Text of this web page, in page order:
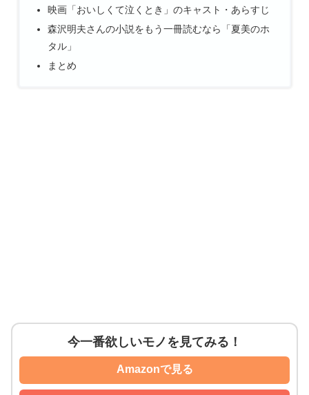
映画「おいしくて泣くとき」のキャスト・あらすじ
森沢明夫さんの小説をもう一冊読むなら「夏美のホ
タル」
まとめ
今一番欲しいモノを見てみる！
Amazonで見る